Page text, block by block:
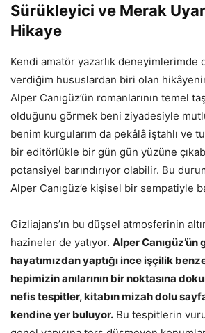
Sürükleyici ve Merak
Hikaye
Kendi amatör yazarlık deneyimlerimde
verdiğim hususlardan biri olan
Alper Canıgüz’ün romanlarının temel
olduğunu görmek beni ziyadesiyle
benim kurgularım da pekâlâ iştahlı ve
bir editörlükle bir gün gün yüzüne
potansiyel barındırıyor olabilir. Bu
Alper Canıgüz’e kişisel bir sempatiyle
Gizliajans’ın bu düşsel atmosferinin
hazineler de yatıyor. Alper Canıgüz’ün
hayatımızdan yaptığı ince işçilik
hepimizin anılarının bir noktasına
nefis tespitler, kitabın mizah dolu
kendine yer buluyor. Bu tespitlerin